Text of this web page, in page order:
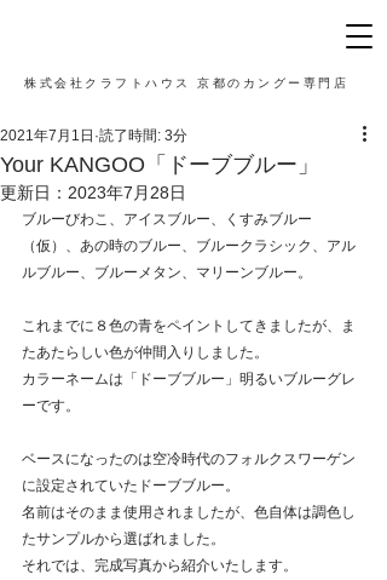
株式会社クラフトハウス 京都のカングー専門店
Your KANGOO「ドーブブルー」
2021年7月1日 読了時間: 3分
更新日： 2023年7月28日
ブルーびわこ、アイスブルー、くすみブルー
（仮）、あの時のブルー、ブルークラシック、アル
ルブルー、ブルーメタン、マリーンブルー。
これまでに８色の青をペイントしてきましたが、ま
たあたらしい色が仲間入りしました。
カラーネームは「ドーブブルー」明るいブルーグレ
ーです。
ベースになったのは空冷時代のフォルクスワーゲン
に設定されていたドーブブルー。
名前はそのまま使用されましたが、色自体は調色し
たサンプルから選ばれました。
それでは、完成写真から紹介いたします。